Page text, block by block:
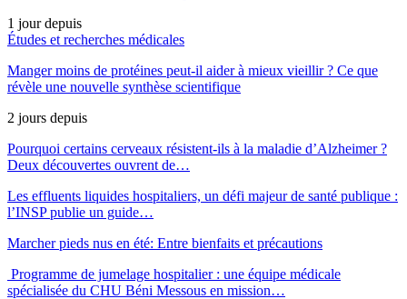
1 jour depuis
Études et recherches médicales
Manger moins de protéines peut-il aider à mieux vieillir ? Ce que
révèle une nouvelle synthèse scientifique
2 jours depuis
Pourquoi certains cerveaux résistent-ils à la maladie d’Alzheimer ?
Deux découvertes ouvrent de…
Les effluents liquides hospitaliers, un défi majeur de santé publique :
l’INSP publie un guide…
Marcher pieds nus en été: Entre bienfaits et précautions
Programme de jumelage hospitalier : une équipe médicale
spécialisée du CHU Béni Messous en mission…